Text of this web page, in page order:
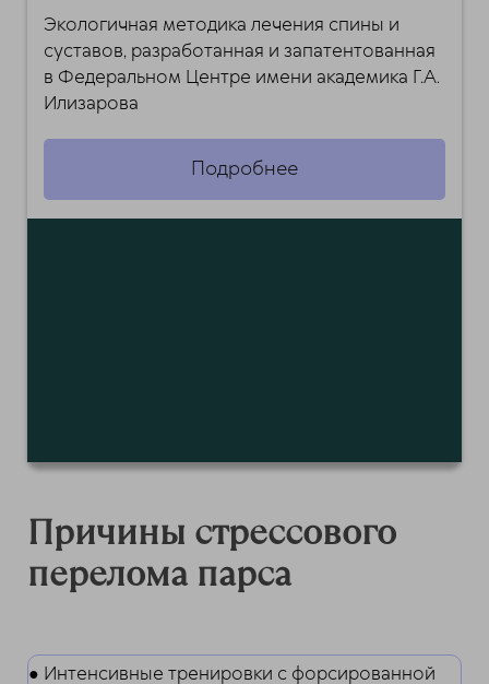
Экологичная методика лечения спины и
суставов, разработанная и запатентованная
в Федеральном Центре имени академика Г.А.
Илизарова
Подробнее
Причины стрессового
перелома парса
● Интенсивные тренировки с форсированной